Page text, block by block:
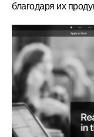
благодаря их